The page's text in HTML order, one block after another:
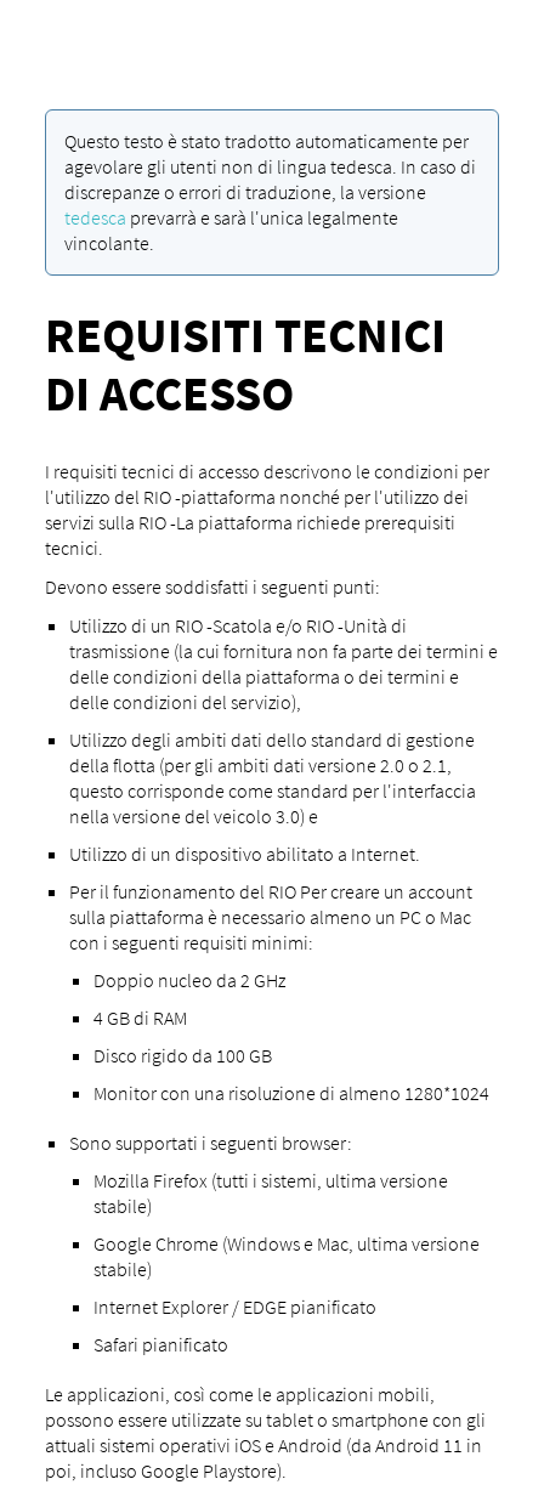
Questo testo è stato tradotto automaticamente per
agevolare gli utenti non di lingua tedesca. In caso di
discrepanze o errori di traduzione, la versione
tedesca prevarrà e sarà l'unica legalmente
vincolante.
REQUISITI TECNICI
DI ACCESSO
I requisiti tecnici di accesso descrivono le condizioni per
l'utilizzo del RIO -piattaforma nonché per l'utilizzo dei
servizi sulla RIO -La piattaforma richiede prerequisiti
tecnici.
Devono essere soddisfatti i seguenti punti:
Utilizzo di un RIO -Scatola e/o RIO -Unità di
trasmissione (la cui fornitura non fa parte dei termini e
delle condizioni della piattaforma o dei termini e
delle condizioni del servizio),
Utilizzo degli ambiti dati dello standard di gestione
della flotta (per gli ambiti dati versione 2.0 o 2.1,
questo corrisponde come standard per l'interfaccia
nella versione del veicolo 3.0) e
Utilizzo di un dispositivo abilitato a Internet.
Per il funzionamento del RIO Per creare un account
sulla piattaforma è necessario almeno un PC o Mac
con i seguenti requisiti minimi:
Doppio nucleo da 2 GHz
4 GB di RAM
Disco rigido da 100 GB
Monitor con una risoluzione di almeno 1280*1024
Sono supportati i seguenti browser:
Mozilla Firefox (tutti i sistemi, ultima versione
stabile)
Google Chrome (Windows e Mac, ultima versione
stabile)
Internet Explorer / EDGE pianificato
Safari pianificato
Le applicazioni, così come le applicazioni mobili,
possono essere utilizzate su tablet o smartphone con gli
attuali sistemi operativi iOS e Android (da Android 11 in
poi, incluso Google Playstore).